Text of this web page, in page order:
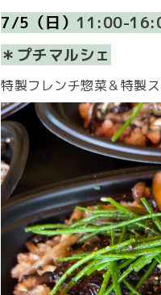
7/5（日） 11:00-
＊プチマルシェ
特製フレンチ惣菜＆特製